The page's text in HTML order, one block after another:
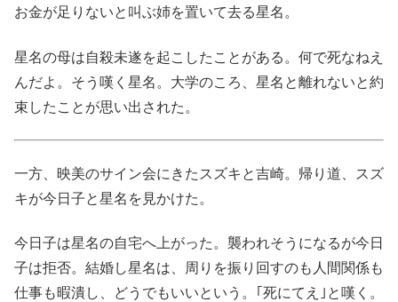
お金が足りないと叫ぶ姉を置いて去る星名。
星名の母は自殺未遂を起こしたことがある。何で死なねえ
んだよ。そう嘆く星名。大学のころ、星名と離れないと約
束したことが思い出された。
一方、映美のサイン会にきたスズキと吉崎。帰り道、スズ
キが今日子と星名を見かけた。
今日子は星名の自宅へ上がった。襲われそうになるが今日
子は拒否。結婚し星名は、周りを振り回すのも人間関係も
仕事も暇潰し、どうでもいいという。｢死にてえ｣と嘆く。